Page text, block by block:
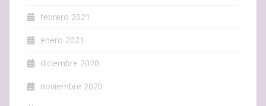
febrero 2021
enero 2021
diciembre 2020
noviembre 2020